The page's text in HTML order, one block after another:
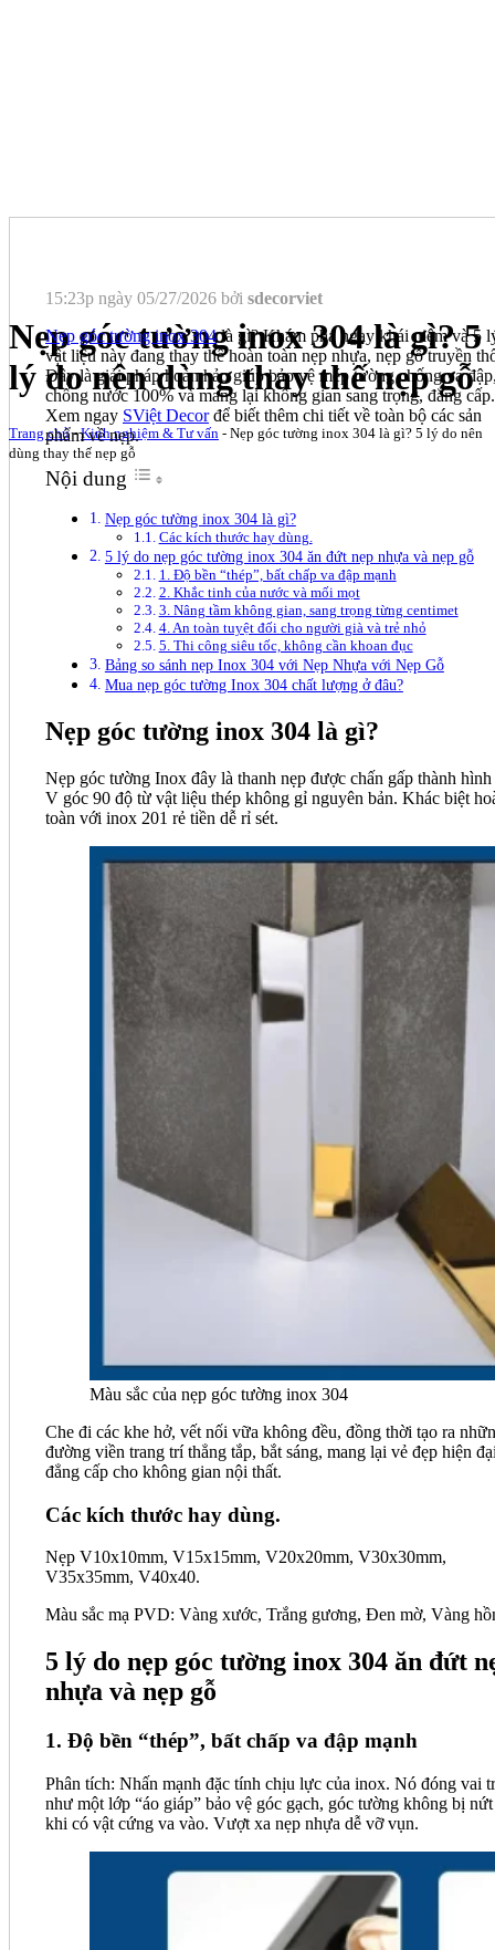
Nẹp góc tường inox 304 là gì? 5
lý do nên dùng thay thế nẹp gỗ
Trang chủ-Kinh nghiệm & Tư vấn - Nẹp góc tường inox 304 là gì? 5 lý do nên
dùng thay thế nẹp gỗ
15:23p ngày 05/27/2026 bởi sdecorviet
Nẹp góc tường inox 304là gì? Khám phá ngay khái niệm và 5
vật liệu này đang thay thế hoàn toàn nẹp nhựa, nẹp gỗ truyền
Đây là giải pháp hoàn hảo giúp bảo vệ mép tường chống va
chống nước 100% và mang lại không gian sang trọng, đẳng cấp.
Xem ngay SViệt Decorđể biết thêm chi tiết về toàn bộ các sản
phẩm về nẹp.
Nội dung
Nẹp góc tường inox 304 là gì?
Các kích thước hay dùng.
5 lý do nẹp góc tường inox 304 ăn đứt nẹp nhựa và nẹp gỗ
1. Độ bền “thép”, bất chấp va đập mạnh
2. Khắc tinh của nước và mối mọt
3. Nâng tầm không gian, sang trọng từng centimet
4. An toàn tuyệt đối cho người già và trẻ nhỏ
5. Thi công siêu tốc, không cần khoan đục
Bảng so sánh nẹp Inox 304 với Nẹp Nhựa với Nẹp Gỗ
Mua nẹp góc tường Inox 304 chất lượng ở đâu?
Nẹp góc tường inox 304 là gì?
Nẹp góc tường Inox đây là thanh nẹp được chấn gấp thành
V góc 90 độ từ vật liệu thép không gỉ nguyên bản. Khác biệt
toàn với inox 201 rẻ tiền dễ rỉ sét.
Màu sắc của nẹp góc tường inox 304
Che đi các khe hở, vết nối vữa không đều, đồng thời tạo ra
đường viền trang trí thẳng tắp, bắt sáng, mang lại vẻ đẹp hiện
đẳng cấp cho không gian nội thất.
Các kích thước hay dùng.
Nẹp V10x10mm, V15x15mm, V20x20mm, V30x30mm,
V35x35mm, V40x40.
Màu sắc mạ PVD: Vàng xước, Trắng gương, Đen mờ, Vàng
5 lý do nẹp góc tường inox 304 ăn đứt
nhựa và nẹp gỗ
1. Độ bền “thép”, bất chấp va đập mạnh
Phân tích: Nhấn mạnh đặc tính chịu lực của inox. Nó đóng vai
như một lớp “áo giáp” bảo vệ góc gạch, góc tường không bị nứt
khi có vật cứng va vào. Vượt xa nẹp nhựa dễ vỡ vụn.